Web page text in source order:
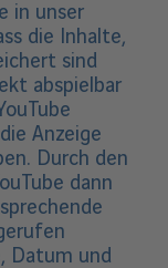
in unser
die Inhalte,
sind
abspielbar
Anzeige
Durch den
dann
Datum und